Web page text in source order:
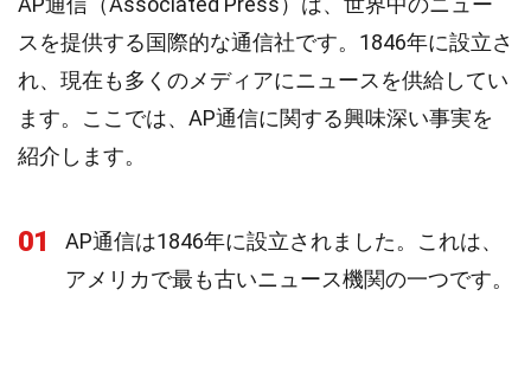
スを提供する国際的な通信社です。1846年に設立さ
れ、現在も多くのメディアにニュースを供給してい
ます。ここでは、AP通信に関する興味深い事実を
紹介します。
01
AP通信は1846年に設立されました。これは、
アメリカで最も古いニュース機関の一つです。